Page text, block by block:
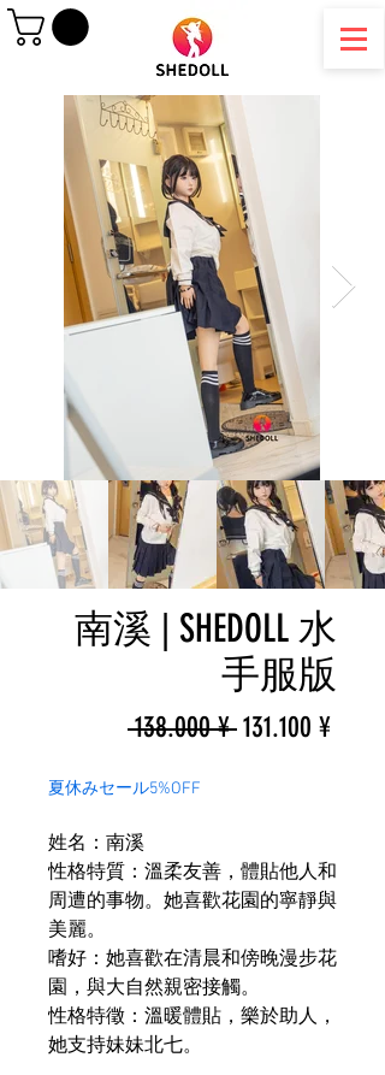
南溪 | SHEDOLL 水
手服版
138.000 ¥ 一
131.100 ¥促
夏休みセール5%OFF
姓名：南溪
性格特質：溫柔友善，體貼他人和
周遭的事物。她喜歡花園的寧靜與
美麗。
嗜好：她喜歡在清晨和傍晚漫步花
園，與大自然親密接觸。
性格特徵：溫暖體貼，樂於助人，
她支持妹妹北七。